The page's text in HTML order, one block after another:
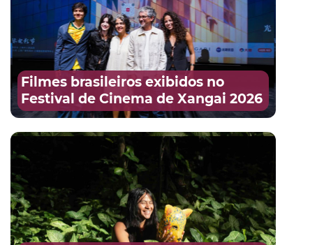
Filmes brasileiros exibidos no
Festival de Cinema de Xangai 2026